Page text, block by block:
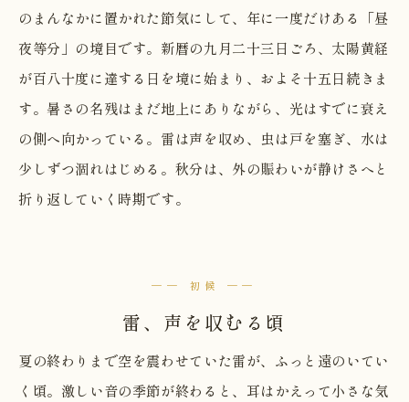
のまんなかに置かれた節気にして、年に一度だけある「昼
夜等分」の境目です。新暦の九月二十三日ごろ、太陽黄経
が百八十度に達する日を境に始まり、およそ十五日続きま
す。暑さの名残はまだ地上にありながら、光はすでに衰え
の側へ向かっている。雷は声を収め、虫は戸を塞ぎ、水は
少しずつ涸れはじめる。秋分は、外の賑わいが静けさへと
折り返していく時期です。
── 初候 ──
雷、声を収むる頃
夏の終わりまで空を震わせていた雷が、ふっと遠のいてい
く頃。激しい音の季節が終わると、耳はかえって小さな気